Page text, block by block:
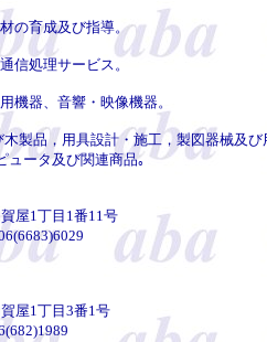
屋1丁目1番11号
屋1丁目3番1号
の育成及び指導。
信処理サービス。
機器、音響・映像機器。
製品，用具設計・施工，製図器械及
ュータ及び関連商品｡